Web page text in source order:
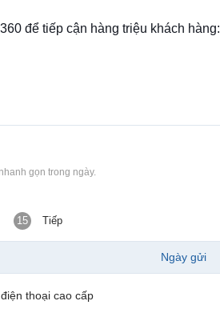
để tiếp cận hàng triệu khách hàng:
gọn trong ngày.
15 Tiếp
Ngày gửi
thoại cao cấp